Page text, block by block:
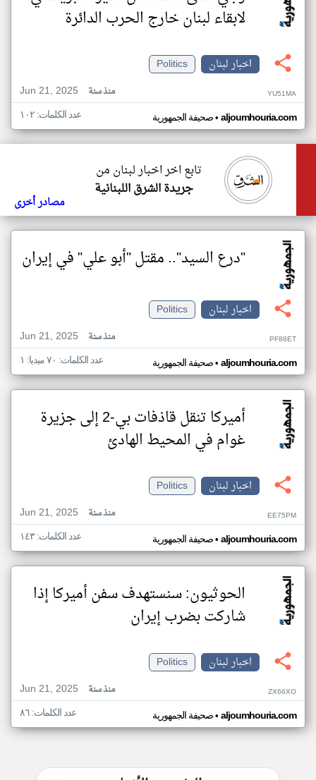
لابقاء لبنان خارج الحرب الدائرة
اخبار لبنان
Politics
Jun 21, 2025
منذ سنة YU51MA
صحيفة الجمهورية• aljoumhouria.com عدد الكلمات: ١٠٢
تابع اخر اخبار لبنان من
جريدة الشرق اللبنانية
مصادر أخرى
"درع السيد".. مقتل "أبو علي" في إيران
اخبار لبنان
Politics
Jun 21, 2025
منذ سنة PF88ET
صحيفة الجمهورية• aljoumhouria.com عدد الكلمات: ٧٠ ميديا: ١
أميركا تنقل قاذفات بي-2 إلى جزيرة
غوام في المحيط الهادئ
اخبار لبنان
Politics
Jun 21, 2025
منذ سنة EE75PM
صحيفة الجمهورية• aljoumhouria.com عدد الكلمات: ١٤٣
الحوثيون: سنستهدف سفن أميركا إذا
شاركت بضرب إيران
اخبار لبنان
Politics
Jun 21, 2025
منذ سنة ZX66XO
صحيفة الجمهورية• aljoumhouria.com عدد الكلمات: ٨٦